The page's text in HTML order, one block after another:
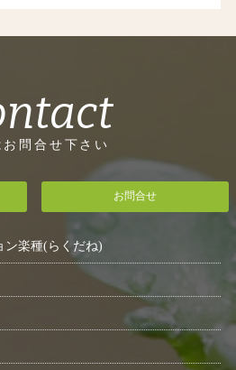
お問合せ下さい
お問合せ
ン楽種(らくだね)